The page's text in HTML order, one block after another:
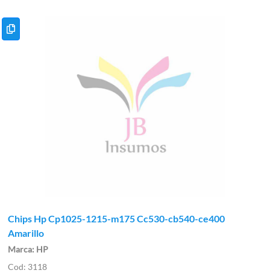
Chips Hp Cp1025-1215-m175 Cc530-cb540-ce400
Amarillo
HP
3118